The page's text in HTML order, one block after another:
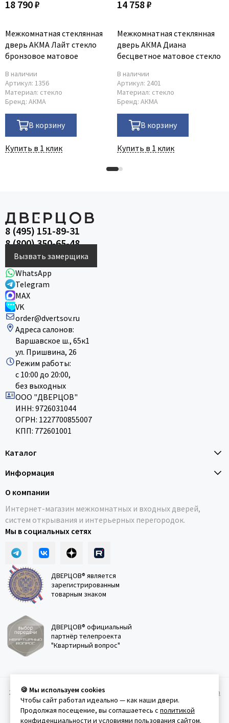
18 790 ₽
Межкомнатная стеклянная
дверь АКМА Лайт стекло
бронзовое матовое
В наличии
Артикул: 1356
Материал: стекло
Бренд: АКМА
В корзину
Купить в 1 клик
14 758 ₽
Межкомнатная стеклянная
дверь АКМА Диана
беcцветное матовое стекло
В наличии
Артикул: 2401
Материал: стекло
Бренд: АКМА
В корзину
Купить в 1 клик
8 (495) 151-89-31
8 (800) 350-65-48
Вызвать замерщика
WhatsApp
Telegram
MAX
VK
order@dvertsov.ru
Адреса салонов:
Варшавское ш., 65к1
ул. Пришвина, 26
Режим работы:
с 10:00 до 20:00,
без выходных
ООО "ДВЕРЦОВ"
ИНН: 9726031044
ОГРН: 1227700855007
КПП: 772601001
Каталог
Информация
О компании
Интернет-магазин межкомнатных и входных дверей,
систем открывания и интерьерных перегородок.
Мы в социальных сетях
ДВЕРЦОВ® является
зарегистрированным
товарным знаком
ДВЕРЦОВ® официальный
партнёр телепроекта
"Квартирный вопрос"
2011-2026 © Дверцов. Карта сайта
Политика
конфеденциальности Условия использования сайта
🍪 Мы используем cookies
Чтобы сайт работал идеально — как наши двери.
Продолжая посещение, вы соглашаетесь с политикой
конфиденциальности и условиями пользования сайтом.